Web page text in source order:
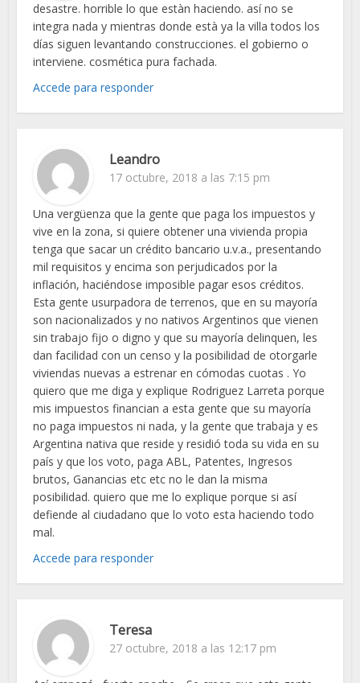
desastre. horrible lo que estàn haciendo. así no se
integra nada y mientras donde està ya la villa todos los
días siguen levantando construcciones. el gobierno o
interviene. cosmética pura fachada.
Accede para responder
Leandro
17 octubre, 2018 a las 7:15 pm
Una vergüenza que la gente que paga los impuestos y
vive en la zona, si quiere obtener una vivienda propia
tenga que sacar un crédito bancario u.v.a., presentando
mil requisitos y encima son perjudicados por la
inflación, haciéndose imposible pagar esos créditos.
Esta gente usurpadora de terrenos, que en su mayoría
son nacionalizados y no nativos Argentinos que vienen
sin trabajo fijo o digno y que su mayoría delinquen, les
dan facilidad con un censo y la posibilidad de otorgarle
viviendas nuevas a estrenar en cómodas cuotas . Yo
quiero que me diga y explique Rodriguez Larreta porque
mis impuestos financian a esta gente que su mayoría
no paga impuestos ni nada, y la gente que trabaja y es
Argentina nativa que reside y residió toda su vida en su
país y que los voto, paga ABL, Patentes, Ingresos
brutos, Ganancias etc etc no le dan la misma
posibilidad. quiero que me lo explique porque si así
defiende al ciudadano que lo voto esta haciendo todo
mal.
Accede para responder
Teresa
27 octubre, 2018 a las 12:17 pm